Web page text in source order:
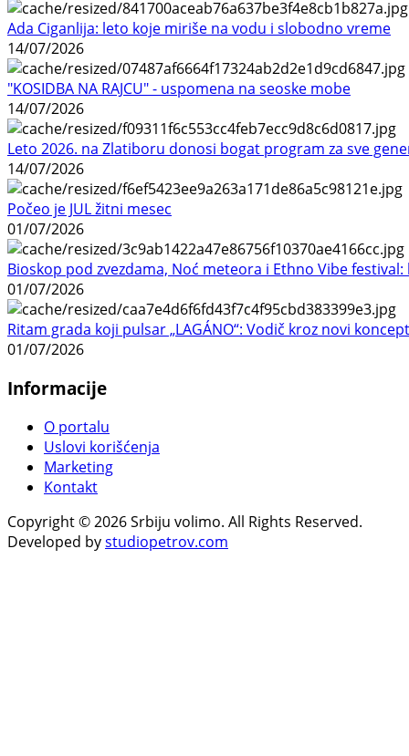
Ada Ciganlija: leto koje miriše na vodu i slobodno vreme
14/07/2026
"KOSIDBA NA RAJCU" - uspomena na seoske mobe
14/07/2026
Leto 2026. na Zlatiboru donosi bogat program za sve
14/07/2026
Počeo je JUL žitni mesec
01/07/2026
Bioskop pod zvezdama, Noć meteora i Ethno Vibe
01/07/2026
Ritam grada koji pulsar „LAGÁNO“: Vodič kroz novi
01/07/2026
Informacije
O portalu
Uslovi korišćenja
Marketing
Kontakt
Copyright © 2026 Srbiju volimo. All Rights Reserved.
Developed bystudiopetrov.com